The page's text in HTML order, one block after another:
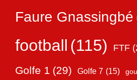
Faure Gnassingbé
football (115) FTF
Golfe 1 (29) Golfe 7 (15)